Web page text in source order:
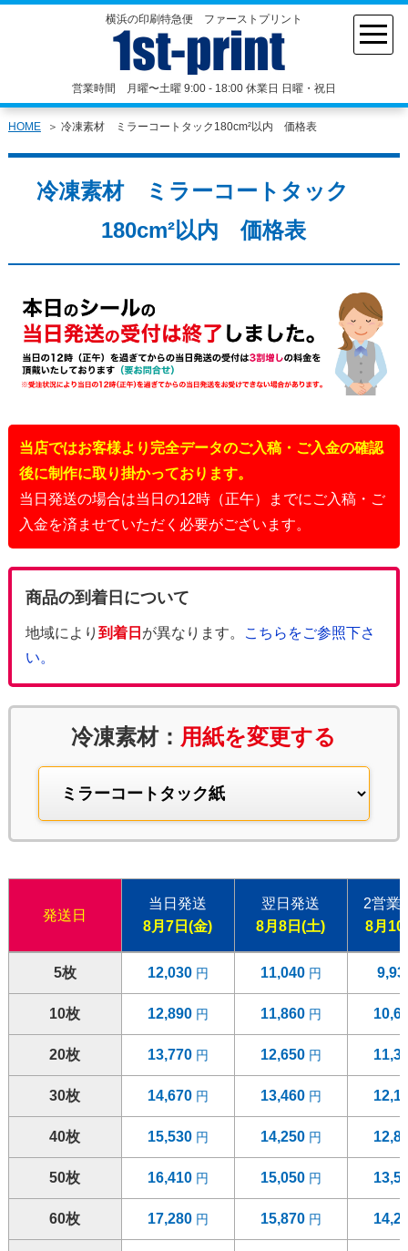
横浜の印刷特急便 ファーストプリント
営業時間 月曜〜土曜 9:00 - 18:00 休業日 日曜・祝日
HOME 冷凍素材 ミラーコートタック180cm²以内 価格表
冷凍素材 ミラーコートタック
180cm²以内 価格表
当店ではお客様より完全データのご入稿・ご入金の確認
後に制作に取り掛かっております。
当日発送の場合は当日の12時（正午）までにご入稿・ご
入金を済ませていただく必要がございます。
商品の到着日について
地域により 到着日 が異なります。
こちらをご参照下さ
い。
冷凍素材： 用紙を変更する
発送日
当日発送
8月7日(金)
翌日発送
8月8日(土)
2営業
8月10
5枚 12,030 11,040
10枚 12,890 11,860
20枚 13,770 12,650
30枚 14,670 13,460
40枚 15,530 14,250
50枚 16,410 15,050
60枚 17,280 15,870